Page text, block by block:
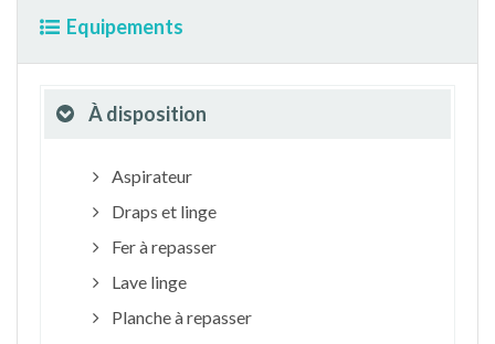
Equipements
À disposition
Aspirateur
Draps et linge
Fer à repasser
Lave linge
Planche à repasser